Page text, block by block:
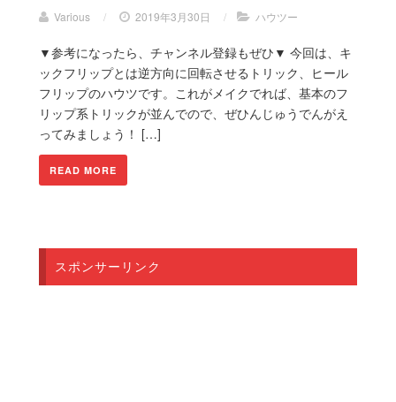
Various / 2019年3月30日 / ハウツー
▼参考になったら、チャンネル登録もぜひ▼ 今回は、キ
ックフリップとは逆方向に回転させるトリック、ヒール
フリップのハウツです。これがメイクでれば、基本のフ
リップ系トリックが並んでので、ぜひんじゅうでんがえ
ってみましょう！ […]
READ MORE
スポンサーリンク